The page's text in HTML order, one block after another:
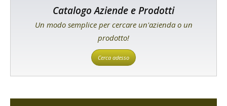
Catalogo Aziende e Prodotti
Un modo semplice per cercare un'azienda o un
prodotto!
Cerca adesso